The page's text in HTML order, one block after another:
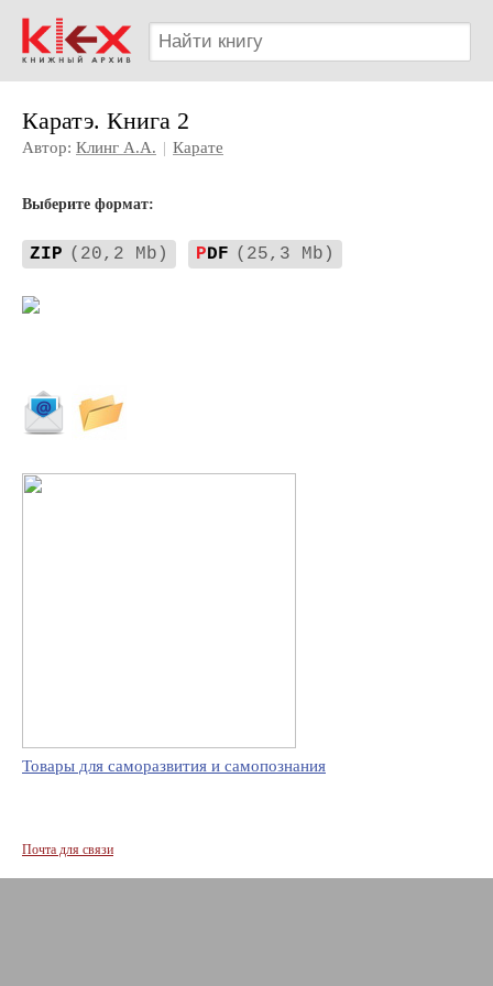
Каратэ. Книга 2
Автор: Клинг А.А. | Карате
Выберите формат:
ZIP (20,2 Mb) PDF (25,3 Mb)
Товары для саморазвития и самопознания
Почта для связи